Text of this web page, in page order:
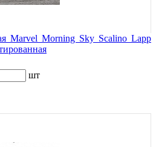
Marvel Morning Sky Scalino Lapp
шт